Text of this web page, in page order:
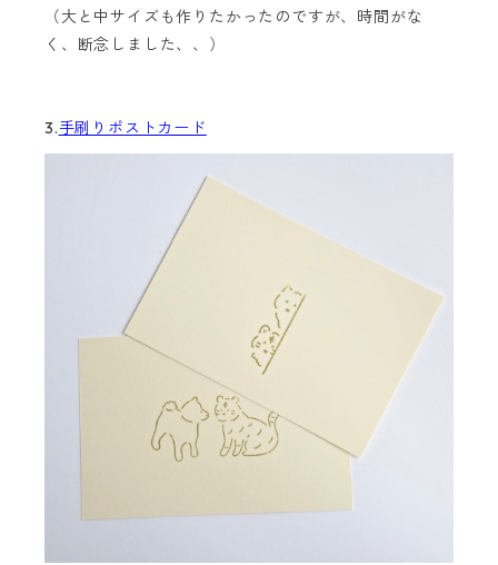
（大と中サイズも作りたかったのですが、時間がな
く、断念しました、、）
3.手刷りポストカード